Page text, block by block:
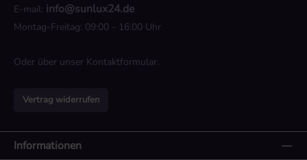
E-mail: info@sunlux24.de
Montag-Freitag: 09:00 - 16:00 Uhr
Oder über unser Kontaktformular.
Vertrag widerrufen
Informationen